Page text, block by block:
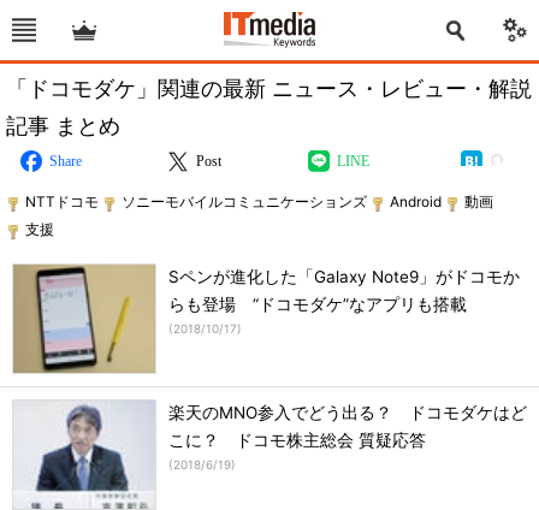
「ドコモダケ」関連の最新 ニュース・レビュー・解説
記事 まとめ
Share Post LINE
NTTドコモ ソニーモバイルコミュニケーションズ Android
動画
支援
Sペンが進化した「Galaxy Note9」がドコモか
らも登場 “ドコモダケ”なアプリも搭載
(2018/10/17)
楽天のMNO参入でどう出る？ ドコモダケはど
こに？ ドコモ株主総会 質疑応答
(2018/6/19)